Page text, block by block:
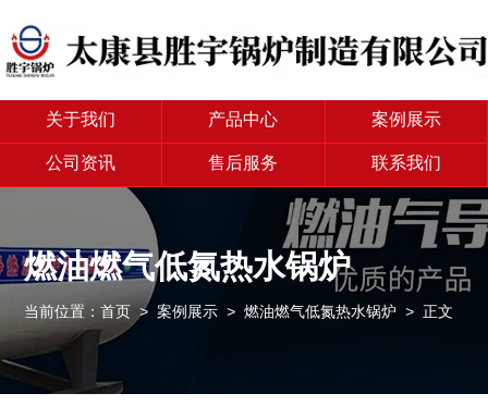
关于我们 产品中心 案例展示
公司资讯 售后服务 联系我们
燃油燃气低氮热水锅炉
当前位置：首页 >案例展示 >燃油燃气低氮热水锅炉 > 正文